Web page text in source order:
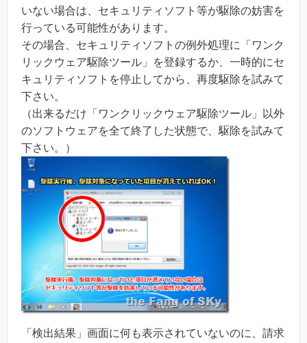
いない場合は、セキュリティソフト等が駆除の妨害を
行っている可能性があります。
その場合、セキュリティソフトの例外処理に「ワンク
リックウェア駆除ツール」を登録するか、一時的にセ
キュリティソフトを停止してから、再度駆除を試みて
下さい。
（出来るだけ「ワンクリックウェア駆除ツール」以外
のソフトウェアを全て終了した状態で、駆除を試みて
下さい。）
「検出結果」画面に何も表示されていないのに、請求